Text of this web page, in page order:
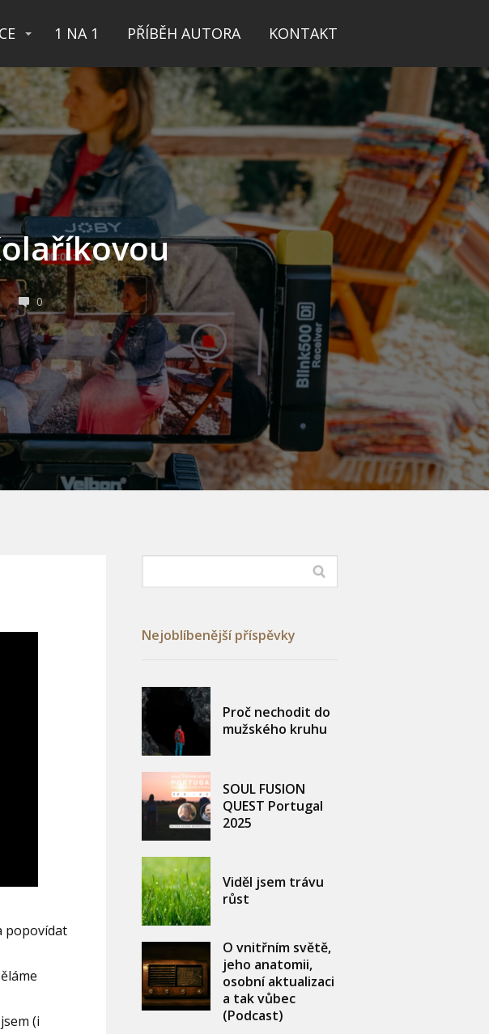
1 NA 1 PŘÍBĚH AUTORA KONTAKT
0
popovídat
(i
Nejoblíbenější příspěvky
Proč nechodit do
mužského kruhu
SOUL FUSION
QUEST Portugal
2025
Viděl jsem trávu
růst
O vnitřním světě,
jeho anatomii,
osobní aktualizaci
a tak vůbec
(Podcast)